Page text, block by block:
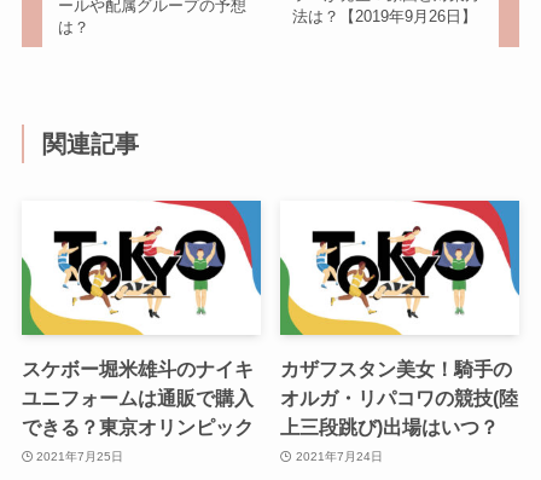
ールや配属グループの予想
は？
法は？【2019年9月26日】
関連記事
スケボー堀米雄斗のナイキ
ユニフォームは通販で購入
できる？東京オリンピック
2021年7月25日
カザフスタン美女！騎手の
オルガ・リパコワの競技(陸
上三段跳び)出場はいつ？
2021年7月24日